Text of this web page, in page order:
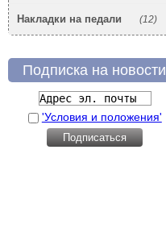
(12)
Накладки на педали
Подписка на новости
'Условия и положения'